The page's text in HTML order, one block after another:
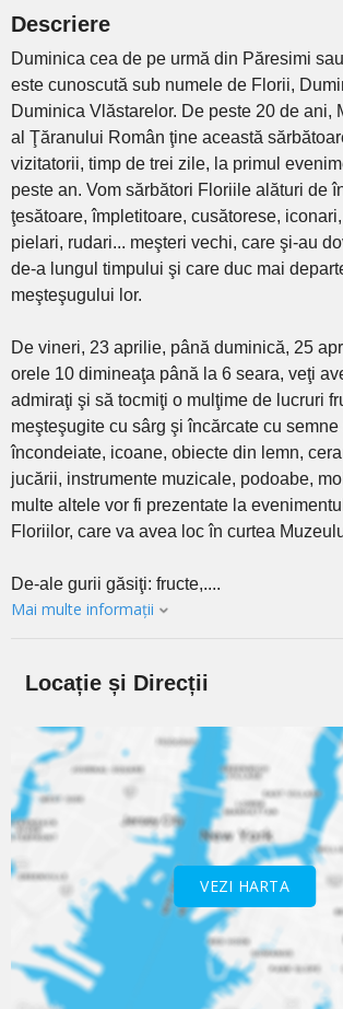
Descriere
Duminica cea de pe urmă din Păresimi
este cunoscută sub numele de Florii,
Duminica Vlăstarelor. De peste 20 de ani,
al Ţăranului Român ţine această
vizitatorii, timp de trei zile, la primul
peste an. Vom sărbători Floriile alături de
ţesătoare, împletitoare, cusătorese,
pielari, rudari... meşteri vechi, care şi-au
de-a lungul timpului şi care duc mai
meşteşugului lor.
De vineri, 23 aprilie, până duminică, 25
orele 10 dimineaţa până la 6 seara, veţi
admiraţi şi să tocmiţi o mulţime de lucruri
meşteşugite cu sârg şi încărcate cu
încondeiate, icoane, obiecte din lemn,
jucării, instrumente muzicale, podoabe,
multe altele vor fi prezentate la
Floriilor, care va avea loc în curtea
De-ale gurii găsiţi: fructe,....
Mai multe informații
Locație și Direcții
VEZI HARTA